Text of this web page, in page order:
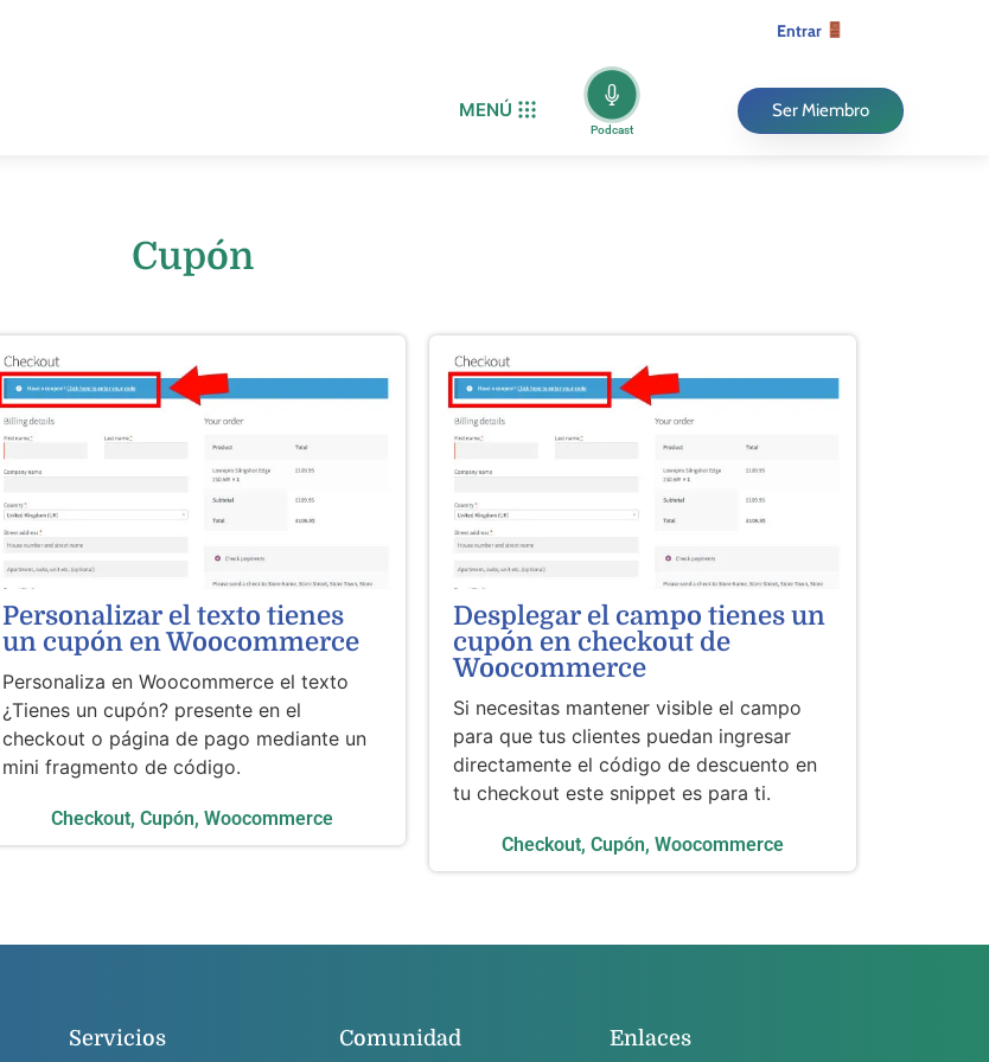
Entrar
MENÚ
Podcast
Ser Miembro
Cupón
Personalizar el texto tienes
un cupón en Woocommerce
Personaliza en Woocommerce el texto
¿Tienes un cupón? presente en el
checkout o página de pago mediante un
mini fragmento de código.
Checkout, Cupón, Woocommerce
Desplegar el campo tienes un
cupón en checkout de
Woocommerce
Si necesitas mantener visible el campo
para que tus clientes puedan ingresar
directamente el código de descuento en
tu checkout este snippet es para ti.
Checkout, Cupón, Woocommerce
Servicios Comunidad Enlaces